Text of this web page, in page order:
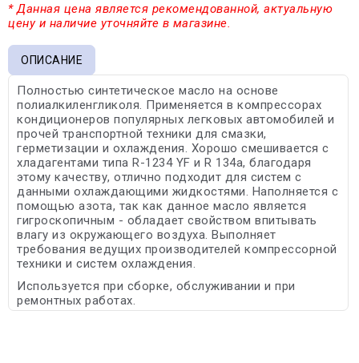
* Данная цена является рекомендованной, актуальную
цену и наличие уточняйте в магазине.
ОПИСАНИЕ
Полностью синтетическое масло на основе
полиалкиленгликоля. Применяется в компрессорах
кондиционеров популярных легковых автомобилей и
прочей транспортной техники для смазки,
герметизации и охлаждения. Хорошо смешивается с
хладагентами типа R-1234 YF и R 134a, благодаря
этому качеству, отлично подходит для систем с
данными охлаждающими жидкостями. Наполняется с
помощью азота, так как данное масло является
гигроскопичным - обладает свойством впитывать
влагу из окружающего воздуха. Выполняет
требования ведущих производителей компрессорной
техники и систем охлаждения.
Используется при сборке, обслуживании и при
ремонтных работах.